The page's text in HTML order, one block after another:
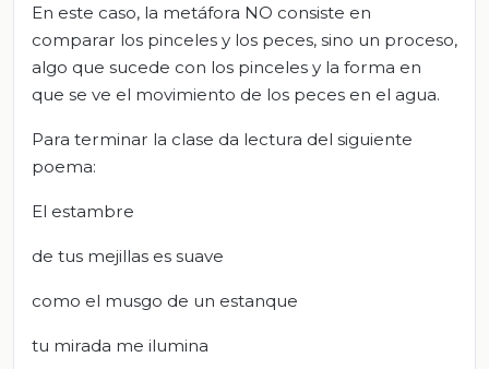
En este caso, la metáfora NO consiste en
comparar los pinceles y los peces, sino un proceso,
algo que sucede con los pinceles y la forma en
que se ve el movimiento de los peces en el agua.
Para terminar la clase da lectura del siguiente
poema:
El estambre
de tus mejillas es suave
como el musgo de un estanque
tu mirada me ilumina